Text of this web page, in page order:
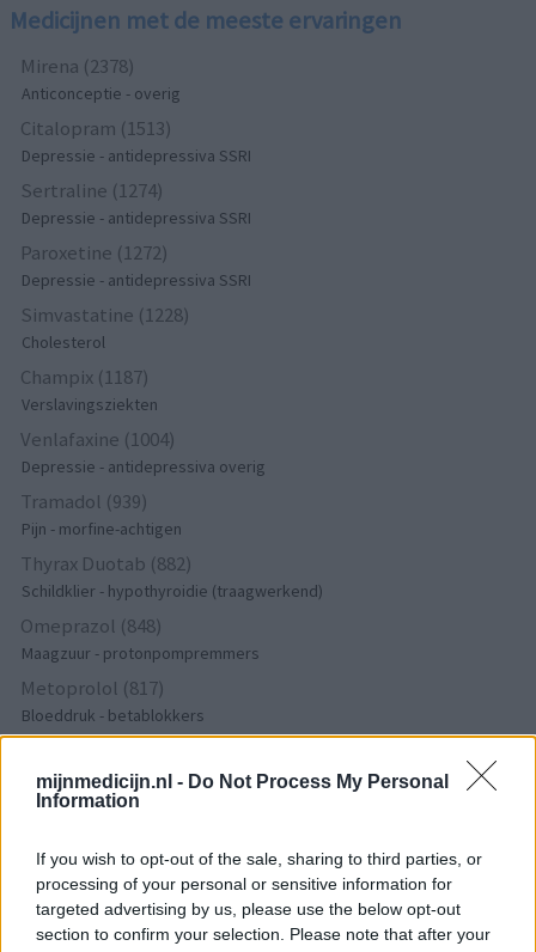
mijnmedicijn.nl - Do Not Process My Personal
Information
If you wish to opt-out of the sale, sharing to third parties, or
processing of your personal or sensitive information for
targeted advertising by us, please use the below opt-out
section to confirm your selection. Please note that after your
Medicijnen met de meeste ervaringen
Mirena (2378)
Anticonceptie - overig
Citalopram (1513)
Depressie - antidepressiva SSRI
Sertraline (1274)
Depressie - antidepressiva SSRI
Paroxetine (1272)
Depressie - antidepressiva SSRI
Simvastatine (1228)
Cholesterol
Champix (1187)
Verslavingsziekten
Venlafaxine (1004)
Depressie - antidepressiva overig
Tramadol (939)
Pijn - morfine-achtigen
Thyrax Duotab (882)
Schildklier - hypothyroidie (traagwerkend)
Omeprazol (848)
Maagzuur - protonpompremmers
Metoprolol (817)
Bloeddruk - betablokkers
Epilepsie
Furabid (735)
Mirtazapine (731)
Depressie - antidepressiva overig
Amitriptyline (699)